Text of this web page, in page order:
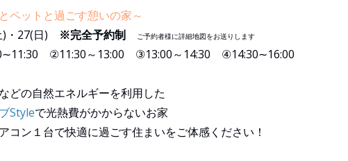
ペットと過ごす憩いの家～
)・27(日) ※完全予約制 ご予約者様に詳細地図をお送りします
②11:30～13:00 ③13:00～14:30 ④14:30∼16:00
どの自然エネルギーを利用した
Styleで光熱費がかからないお家
コン１台で快適に過ごす住まいをご体感ください！